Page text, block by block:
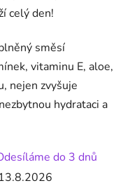
celý den!
směsí
vitaminu E, aloe,
nejen zvyšuje
hydrataci a
do 3 dnů
13.8.2026